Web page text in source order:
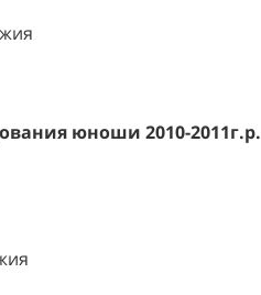
юноши 2010-2011г.р.